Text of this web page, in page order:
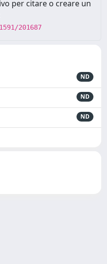
per citare o creare un
201687
ND
ND
ND